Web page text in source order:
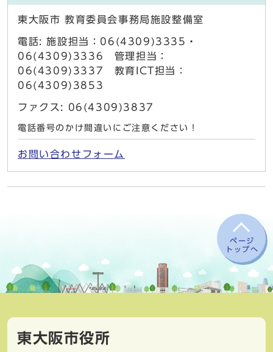
東大阪市 教育委員会事務局施設整備室
電話: 施設担当：06(4309)3335・
06(4309)3336 管理担当：
06(4309)3337 教育ICT担当：
06(4309)3853
ファクス: 06(4309)3837
電話番号のかけ間違いにご注意ください！
お問い合わせフォーム
ページ
トップへ
東大阪市役所